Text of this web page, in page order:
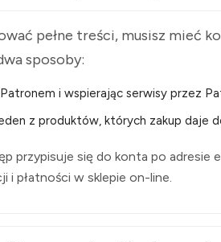
pełne treści, musisz mieć
sposoby:
i wspierając serwisy przez
z produktów, których zakup daje
przypisuje się do konta po adresie
i płatności w sklepie on-line.